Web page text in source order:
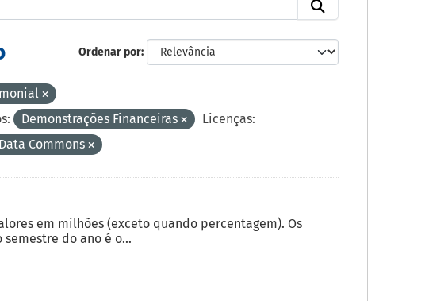
Ordenar por
Demonstrações Financeiras
Licenças:
Commons
em milhões (exceto quando percentagem). Os
do ano é o...